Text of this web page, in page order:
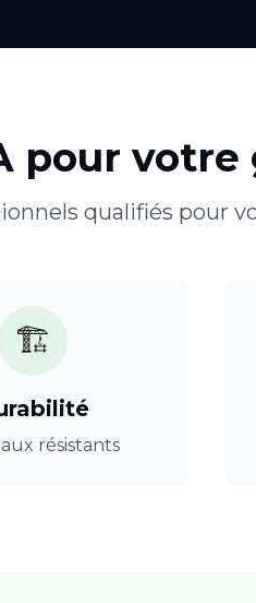
pour votre
qualifiés pour
🏗️
résistants